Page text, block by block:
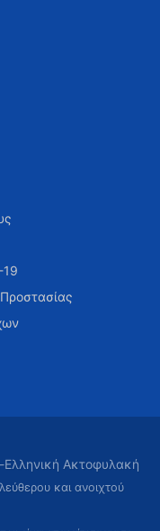
19
Ακτοφυλακή
και ανοιχτού